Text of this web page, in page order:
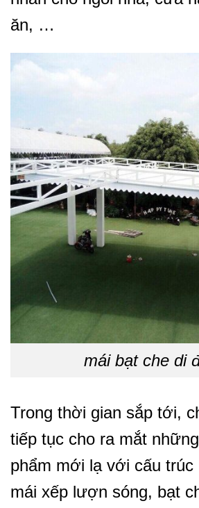
ăn, …
mái bạt che di
Trong thời gian sắp tới,
tiếp tục cho ra mắt
phẩm mới lạ với cấu
mái xếp lượn sóng, bạt